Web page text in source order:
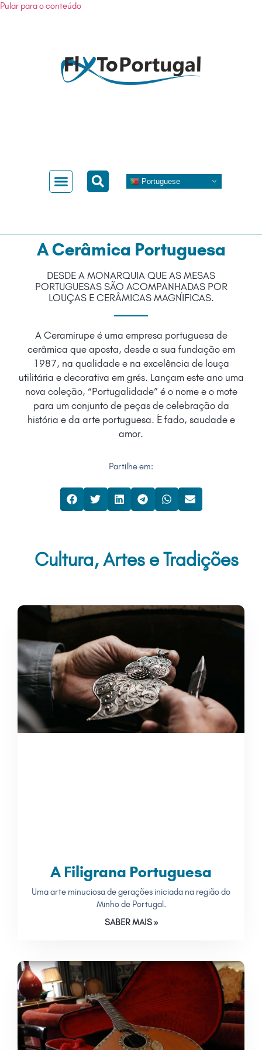
Pular para o conteúdo
Portuguese
A Cerâmica Portuguesa
DESDE A MONARQUIA QUE AS MESAS
PORTUGUESAS SÃO ACOMPANHADAS POR
LOUÇAS E CERÂMICAS MAGNÍFICAS.
A Ceramirupe é uma empresa portuguesa de
cerâmica que aposta, desde a sua fundação em
1987, na qualidade e na excelência de louça
utilitária e decorativa em grés. Lançam este ano uma
nova coleção, “Portugalidade” é o nome e o mote
para um conjunto de peças de celebração da
história e da arte portuguesa. É fado, saudade e
amor.
Partilhe em:
Cultura, Artes e Tradições
A Filigrana Portuguesa
Uma arte minuciosa de gerações iniciada na região do
Minho de Portugal.
SABER MAIS »